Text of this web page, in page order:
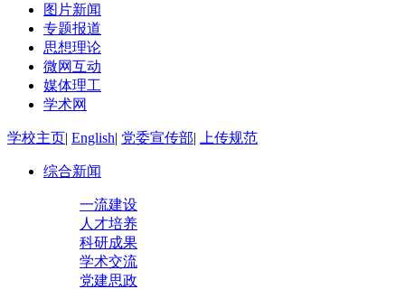
图片新闻
专题报道
思想理论
微网互动
媒体理工
学术网
学校主页| English| 党委宣传部| 上传规范
综合新闻
一流建设
人才培养
科研成果
学术交流
党建思政